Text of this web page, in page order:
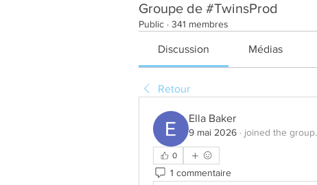
Groupe de #TwinsProd
Public · 341 membres
Discussion Médias
Retour
Ella Baker
9 mai 2026 · joined the group.
0
1 commentaire